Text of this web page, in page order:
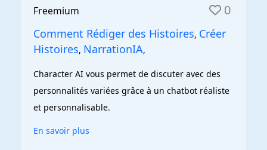
Freemium 0
Comment Rédiger des Histoires, Créer
Histoires, NarrationIA,
Character AI vous permet de discuter avec des
personnalités variées grâce à un chatbot réaliste
et personnalisable.
En savoir plus